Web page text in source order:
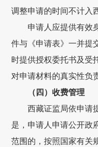
调整申请的时间不计入
申请人应提供有效
件与《申请表》一并提
时提供授权委托书及受
对申请材料的真实性负
（四）收费管理
西藏证监局依申请
是，申请人申请公开政
范围的，按照国家有关